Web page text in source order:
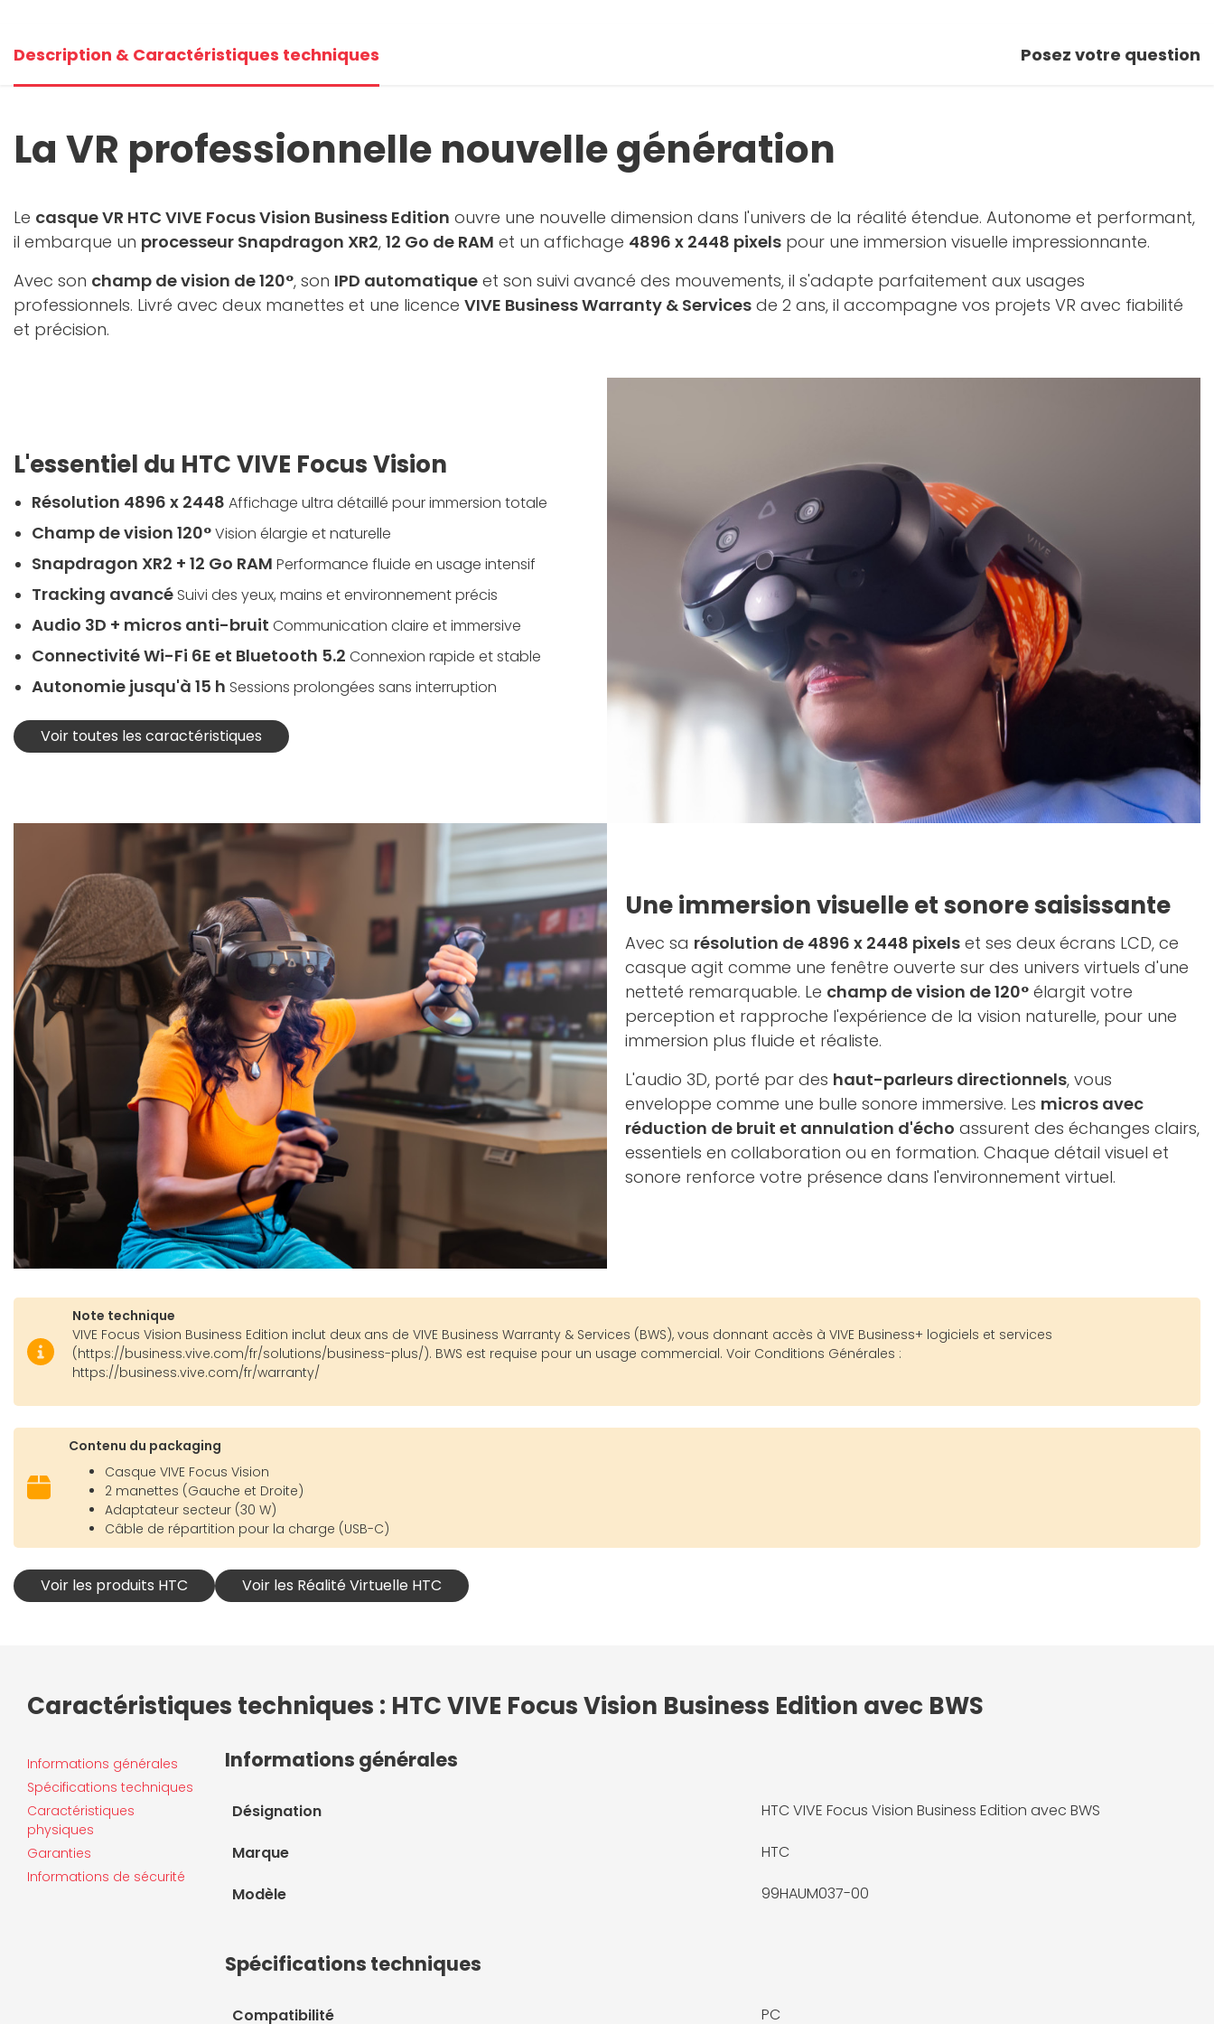
Description & Caractéristiques techniques Posez votre question
La VR professionnelle nouvelle génération
Le casque VR HTC VIVE Focus Vision Business Edition ouvre une nouvelle dimension dans l'univers de la réalité étendue. Autonome et performant,
il embarque un processeur Snapdragon XR2, 12 Go de RAM et un affichage 4896 x 2448 pixels pour une immersion visuelle impressionnante.
Avec son champ de vision de 120°, son IPD automatique et son suivi avancé des mouvements, il s'adapte parfaitement aux usages
professionnels. Livré avec deux manettes et une licence VIVE Business Warranty & Services de 2 ans, il accompagne vos projets VR avec fiabilité
et précision.
L'essentiel du HTC VIVE Focus Vision
Résolution 4896 x 2448 Affichage ultra détaillé pour immersion totale
Champ de vision 120°Vision élargie et naturelle
Snapdragon XR2 + 12 Go RAM Performance fluide en usage intensif
Tracking avancé Suivi des yeux, mains et environnement précis
Audio 3D + micros anti-bruit Communication claire et immersive
Connectivité Wi-Fi 6E et Bluetooth 5.2 Connexion rapide et stable
Autonomie jusqu'à 15 h Sessions prolongées sans interruption
Voir toutes les caractéristiques
Une immersion visuelle et sonore saisissante
Avec sa résolution de 4896 x 2448 pixels et ses deux écrans LCD, ce
casque agit comme une fenêtre ouverte sur des univers virtuels d'une
netteté remarquable. Le champ de vision de 120° élargit votre
perception et rapproche l'expérience de la vision naturelle, pour une
immersion plus fluide et réaliste.
L'audio 3D, porté par des haut-parleurs directionnels, vous
enveloppe comme une bulle sonore immersive. Les micros avec
réduction de bruit et annulation d'écho assurent des échanges clairs,
essentiels en collaboration ou en formation. Chaque détail visuel et
sonore renforce votre présence dans l'environnement virtuel.
Note technique
VIVE Focus Vision Business Edition inclut deux ans de VIVE Business Warranty & Services (BWS), vous donnant accès à VIVE Business+ logiciels et services
(https://business.vive.com/fr/solutions/business-plus/). BWS est requise pour un usage commercial. Voir Conditions Générales :
https://business.vive.com/fr/warranty/
Contenu du packaging
Casque VIVE Focus Vision
2 manettes (Gauche et Droite)
Adaptateur secteur (30 W)
Câble de répartition pour la charge (USB-C)
Voir les produits HTC Voir les Réalité Virtuelle HTC
Caractéristiques techniques : HTC VIVE Focus Vision Business Edition avec BWS
Informations générales
Spécifications techniques
Caractéristiques
physiques
Garanties
Informations de sécurité
Informations générales
Désignation HTC VIVE Focus Vision Business Edition avec BWS
Marque HTC
Modèle 99HAUM037-00
Spécifications techniques
Compatibilité PC